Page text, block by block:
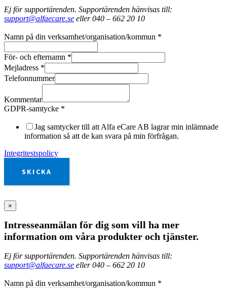
Ej för supportärenden. Supportärenden hänvisas till:
support@alfaecare.se eller 040 – 662 20 10
Namn på din verksamhet/organisation/kommun *
För- och efternamn *
Mejladress *
Telefonnummer
Kommentar
GDPR-samtycke *
Jag samtycker till att Alfa eCare AB lagrar min inlämnade
information så att de kan svara på min förfrågan.
Integritestspolicy
SKICKA
×
Intresseanmälan för dig som vill ha mer
information om våra produkter och tjänster.
Ej för supportärenden. Supportärenden hänvisas till:
support@alfaecare.se eller 040 – 662 20 10
Namn på din verksamhet/organisation/kommun *